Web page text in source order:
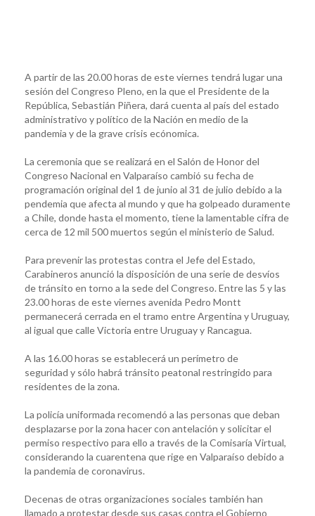
A partir de las 20.00 horas de este viernes tendrá lugar una
sesión del Congreso Pleno, en la que el Presidente de la
República, Sebastián Piñera, dará cuenta al país del estado
administrativo y político de la Nación en medio de la
pandemia y de la grave crisis ecónomica.
La ceremonia que se realizará en el Salón de Honor del
Congreso Nacional en Valparaíso cambió su fecha de
programación original del 1 de junio al 31 de julio debido a la
pendemia que afecta al mundo y que ha golpeado duramente
a Chile, donde hasta el momento, tiene la lamentable cifra de
cerca de 12 mil 500 muertos según el ministerio de Salud.
Para prevenir las protestas contra el Jefe del Estado,
Carabineros anunció la disposición de una serie de desvíos
de tránsito en torno a la sede del Congreso. Entre las 5 y las
23.00 horas de este viernes avenida Pedro Montt
permanecerá cerrada en el tramo entre Argentina y Uruguay,
al igual que calle Victoria entre Uruguay y Rancagua.
A las 16.00 horas se establecerá un perímetro de
seguridad y sólo habrá tránsito peatonal restringido para
residentes de la zona.
La policía uniformada recomendó a las personas que deban
desplazarse por la zona hacer con antelación y solicitar el
permiso respectivo para ello a través de la Comisaría Virtual,
considerando la cuarentena que rige en Valparaíso debido a
la pandemia de coronavirus.
Decenas de otras organizaciones sociales también han
llamado a protestar desde sus casas contra el Gobierno